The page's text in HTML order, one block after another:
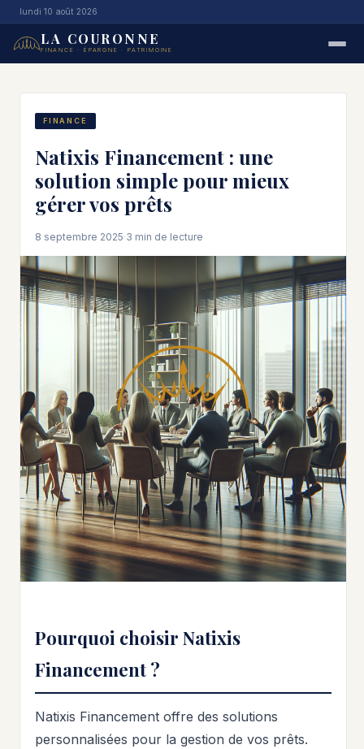
lundi 10 août 2026
LA COURONNE
FINANCE · ÉPARGNE · PATRIMOINE
FINANCE
Natixis Financement : une
solution simple pour mieux
gérer vos prêts
8 septembre 2025·3 min de lecture
Pourquoi choisir Natixis
Financement ?
Natixis Financement offre des solutions
personnalisées pour la gestion de vos prêts.